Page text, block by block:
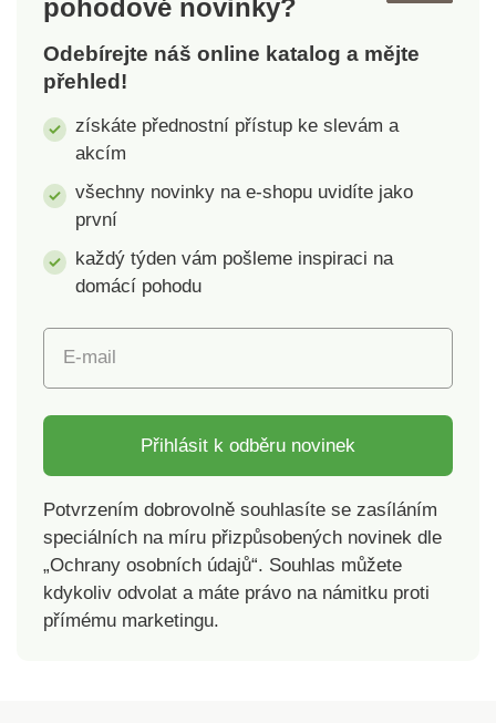
pohodové novinky?
Odebírejte náš online katalog a mějte
přehled!
získáte přednostní přístup ke slevám a
akcím
všechny novinky na e-shopu uvidíte jako
první
každý týden vám pošleme inspiraci na
domácí pohodu
E-mail
Přihlásit k odběru novinek
Potvrzením dobrovolně souhlasíte se zasíláním
speciálních na míru přizpůsobených novinek dle
„Ochrany osobních údajů“. Souhlas můžete
kdykoliv odvolat a máte právo na námitku proti
přímému marketingu.